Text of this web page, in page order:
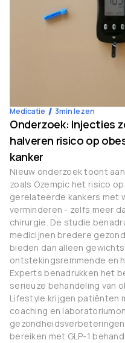
Medicatie 3min lezen
Onderzoek: Injecties
halveren risico op
kanker
Nieuw onderzoek toont
zoals Ozempic het risico
gerelateerde kankers met
verminderen - zelfs meer
chirurgie. De studie
medicijnen bredere
bieden dan alleen
ontstekingsremmende en
Experts benadrukken het
serieuze behandeling van
Lifestyle krijgen patiënten
coaching en
bereiken met GLP-1